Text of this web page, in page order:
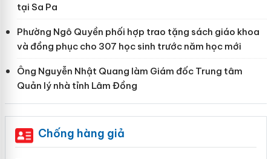
tại Sa Pa
Phường Ngô Quyền phối hợp trao tặng sách giáo khoa
và đồng phục cho 307 học sinh trước năm học mới
Ông Nguyễn Nhật Quang làm Giám đốc Trung tâm
Quản lý nhà tỉnh Lâm Đồng
Chống hàng giả